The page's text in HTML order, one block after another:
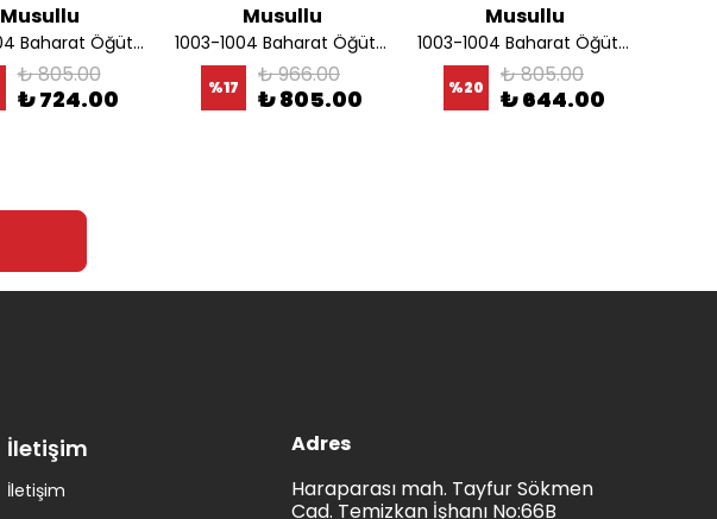
Musullu
1003-1004 Baharat Öğütücü Bıçağı
₺ 805.00
₺ 724.00
Musullu
1003-1004 Baharat Öğütücü Haznesi
%17 ₺ 966.00
₺ 805.00
Musullu
1003-1004 Baharat Öğütücü Şeffaf Kapağı
%20 ₺ 805.00
₺ 644.00
İletişim
İletişim
Adres
Haraparası mah. Tayfur Sökmen
Cad. Temizkan İşhanı No:66B